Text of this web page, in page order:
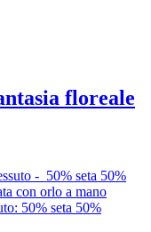
floreale
- 50% seta 50%
con orlo a mano
50% seta 50%